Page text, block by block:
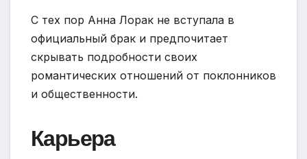
С тех пор Анна Лорак не вступала в
официальный брак и предпочитает
скрывать подробности своих
романтических отношений от поклонников
и общественности.
Карьера